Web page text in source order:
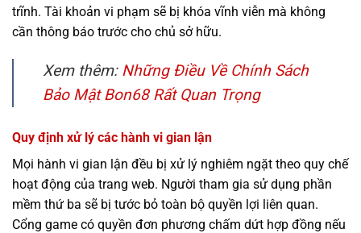
trĩnh. Tài khoản vi phạm sẽ bị khóa vĩnh viễn mà không
cần thông báo trước cho chủ sở hữu.
Xem thêm: Những Điều Về Chính Sách
Bảo Mật Bon68 Rất Quan Trọng
Quy định xử lý các hành vi gian lận
Mọi hành vi gian lận đều bị xử lý nghiêm ngặt theo quy chế
hoạt động của trang web. Người tham gia sử dụng phần
mềm thứ ba sẽ bị tước bỏ toàn bộ quyền lợi liên quan.
Cổng game có quyền đơn phương chấm dứt hợp đồng nếu